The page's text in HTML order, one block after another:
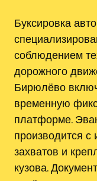
Буксировка
соблюдением
дорожного
Бирюлёво
временную
платформе.
производится с
захватов и
кузова.